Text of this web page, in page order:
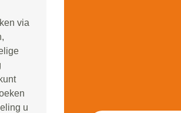
via
u